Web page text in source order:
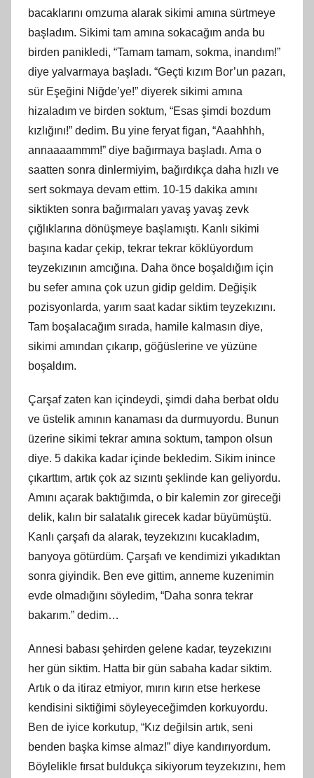
bacaklarını omzuma alarak sikimi amına sürtmeye
başladım. Sikimi tam amına sokacağım anda bu
birden panikledi, “Tamam tamam, sokma, inandım!”
diye yalvarmaya başladı. “Geçti kızım Bor’un pazarı,
sür Eşeğini Niğde’ye!” diyerek sikimi amına
hizaladım ve birden soktum, “Esas şimdi bozdum
kızlığını!” dedim. Bu yine feryat figan, “Aaahhhh,
annaaaammm!” diye bağırmaya başladı. Ama o
saatten sonra dinlermiyim, bağırdıkça daha hızlı ve
sert sokmaya devam ettim. 10-15 dakika amını
siktikten sonra bağırmaları yavaş yavaş zevk
çığlıklarına dönüşmeye başlamıştı. Kanlı sikimi
başına kadar çekip, tekrar tekrar köklüyordum
teyzekızının amcığına. Daha önce boşaldığım için
bu sefer amına çok uzun gidip geldim. Değişik
pozisyonlarda, yarım saat kadar siktim teyzekızını.
Tam boşalacağım sırada, hamile kalmasın diye,
sikimi amından çıkarıp, göğüslerine ve yüzüne
boşaldım.
Çarşaf zaten kan içindeydi, şimdi daha berbat oldu
ve üstelik amının kanaması da durmuyordu. Bunun
üzerine sikimi tekrar amına soktum, tampon olsun
diye. 5 dakika kadar içinde bekledim. Sikim inince
çıkarttım, artık çok az sızıntı şeklinde kan geliyordu.
Amını açarak baktığımda, o bir kalemin zor gireceği
delik, kalın bir salatalık girecek kadar büyümüştü.
Kanlı çarşafı da alarak, teyzekızını kucakladım,
banyoya götürdüm. Çarşafı ve kendimizi yıkadıktan
sonra giyindik. Ben eve gittim, anneme kuzenimin
evde olmadığını söyledim, “Daha sonra tekrar
bakarım.” dedim…
Annesi babası şehirden gelene kadar, teyzekızını
her gün siktim. Hatta bir gün sabaha kadar siktim.
Artık o da itiraz etmiyor, mırın kırın etse herkese
kendisini siktiğimi söyleyeceğimden korkuyordu.
Ben de iyice korkutup, “Kız değilsin artık, seni
benden başka kimse almaz!” diye kandırıyordum.
Böylelikle fırsat buldukça sikiyorum teyzekızını, hem